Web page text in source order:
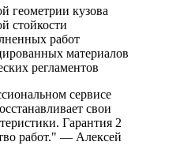
геометрии кузова
стойкости
работ
материалов
регламентов
сервисе
свои
Гарантия 2
работ." — Алексей